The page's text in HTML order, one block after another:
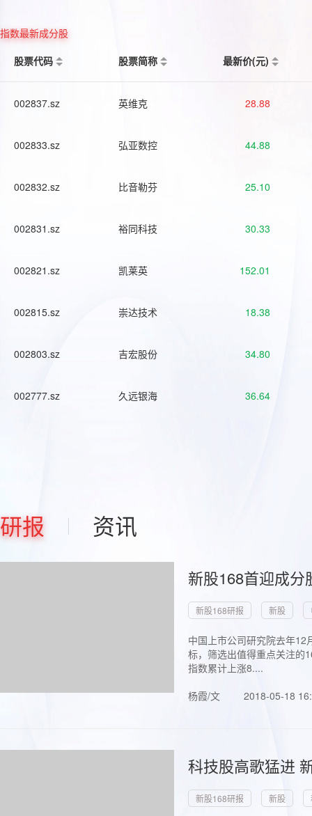
指数最新成分股
股票代码
股票简称 最新价(元)
002837.sz 英维克 28.88
002833.sz 弘亚数控 44.88
002832.sz 比音勒芬 25.10
002831.sz 裕同科技 30.33
002821.sz 凯莱英 152.01
002815.sz 崇达技术 18.38
002803.sz 吉宏股份 34.80
002777.sz 久远银海 36.64
研报 资讯
新股168首迎成
新股168研报 新股
中国上市公司研究院去年
标，筛选出值得重点关注的
指数累计上涨8....
杨霞/文
2018-05-18
科技股高歌猛进
新股168研报 新股